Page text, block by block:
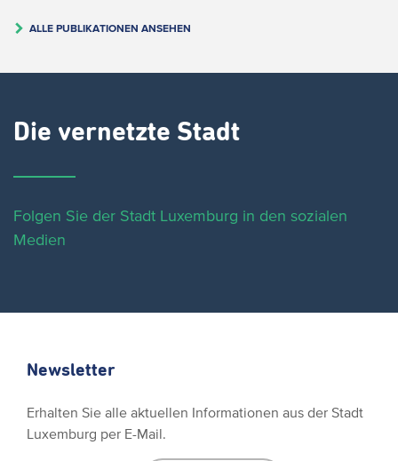
ALLE PUBLIKATIONEN ANSEHEN
Die vernetzte Stadt
Folgen Sie der Stadt Luxemburg in den sozialen
Medien
Newsletter
Erhalten Sie alle aktuellen Informationen aus der Stadt
Luxemburg per E-Mail.